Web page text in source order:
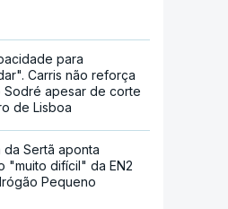
para
Carris não reforça
Sodré apesar de corte
de Lisboa
da Sertã aponta
"muito difícil" da EN2
Pequeno